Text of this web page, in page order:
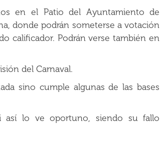
en el Patio del Ayuntamiento de
donde podrán someterse a votación
calificador. Podrán verse también en
del Carnaval.
sino cumple algunas de las bases
así lo ve oportuno, siendo su fallo